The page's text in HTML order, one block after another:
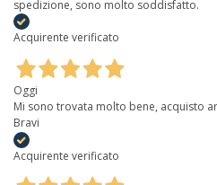
spedizione, sono molto soddisfatto.
Acquirente verificato
Oggi
Mi sono trovata molto bene, acquisto
Bravi
Acquirente verificato